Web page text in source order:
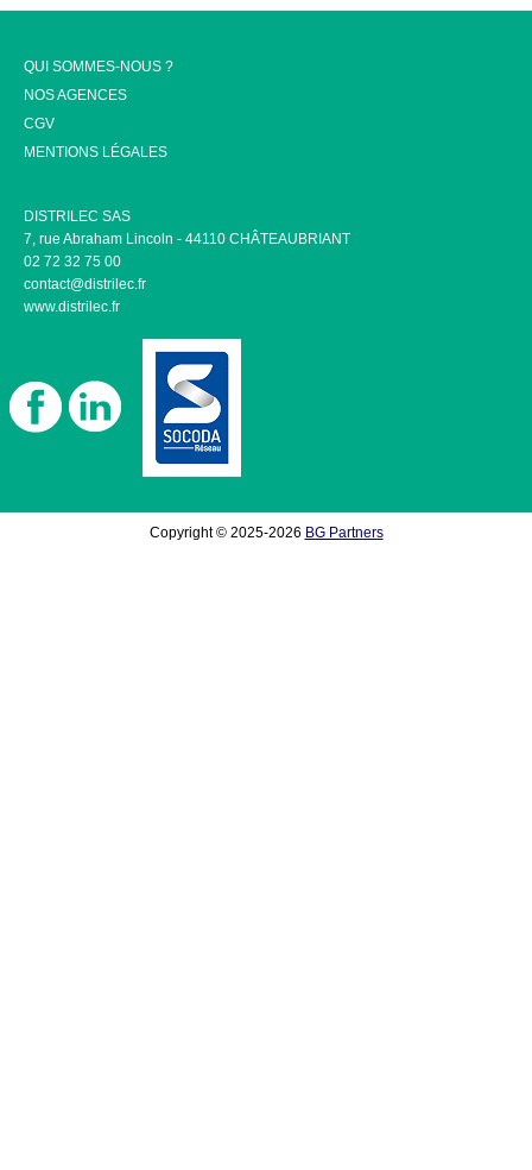
QUI SOMMES-NOUS ?
NOS AGENCES
CGV
MENTIONS LÉGALES
DISTRILEC SAS
7, rue Abraham Lincoln - 44110 CHÂTEAUBRIANT
02 72 32 75 00
contact@distrilec.fr
www.distrilec.fr
Copyright © 2025-2026 BG Partners